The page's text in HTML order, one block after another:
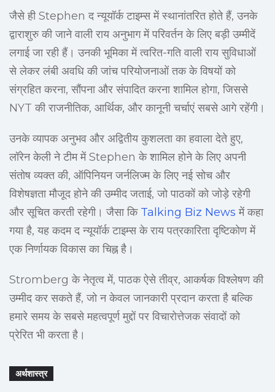
जैसे ही Stephen द न्यूयॉर्क टाइम्स में स्थानांतरित होते हैं, उनके
द्वाराशुरु की जाने वाली राय अनुभाग में परिवर्तन के लिए बड़ी उम्मीदें
लगाई जा रही हैं। उनकी भूमिका में त्वरित-गति वाली राय सुविधाओं
से लेकर लंबी अवधि की जांच परियोजनाओं तक के विषयों को
संग्रहित करना, सौंपना और संपादित करना शामिल होगा, जिससे
NYT की राजनीतिक, आर्थिक, और कानूनी चर्चाएं सबसे आगे रहेंगी।
उनके व्यापक अनुभव और अद्वितीय कुशलता का हवाला देते हुए,
लॉरेन केली ने टीम में Stephen के शामिल होने के लिए अपनी
संतोष व्यक्त की, ऑपिनियन जर्नलिज्म के लिए नई सोच और
विशेषज्ञता मौजूद होने की उम्मीद जताई, जो पाठकों को जोड़े रहेगी
और सूचित करती रहेगी। जैसा कि Talking Biz News में कहा
गया है, यह कदम द न्यूयॉर्क टाइम्स के राय पत्रकारिता दृष्टिकोण में
एक निर्णायक विकास का चिह्न है।
Stromberg के नेतृत्व में, पाठक ऐसे तीव्र, आकर्षक विश्लेषण की
उम्मीद कर सकते हैं, जो न केवल जानकारी प्रदान करता है बल्कि
हमारे समय के सबसे महत्वपूर्ण मुद्दों पर विचारोत्तेजक संवादों को
प्रेरित भी करता है।
अर्थशास्त्र